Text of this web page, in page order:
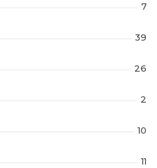
7
39
26
2
10
11